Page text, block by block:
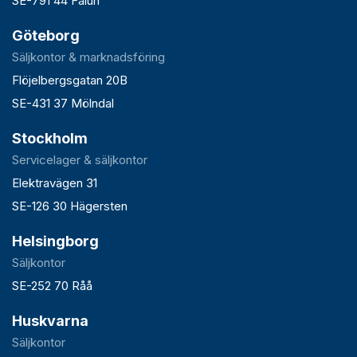
Göteborg
Säljkontor & marknadsföring
Flöjelbergsgatan 20B
SE-431 37 Mölndal
Stockholm
Servicelager & säljkontor
Elektravägen 31
SE-126 30 Hägersten
Helsingborg
Säljkontor
SE-252 70 Råå
Huskvarna
Säljkontor